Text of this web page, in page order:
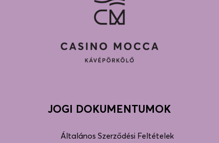
JOGI DOKUMENTUMOK
Általános Szerződési Feltételek